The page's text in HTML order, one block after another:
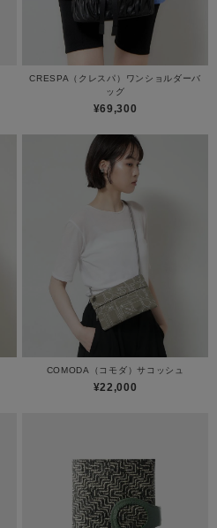
CRESPA（クレスパ）ワンショルダーバ
ッグ
¥69,300
COMODA（コモダ）サコッシュ
¥22,000